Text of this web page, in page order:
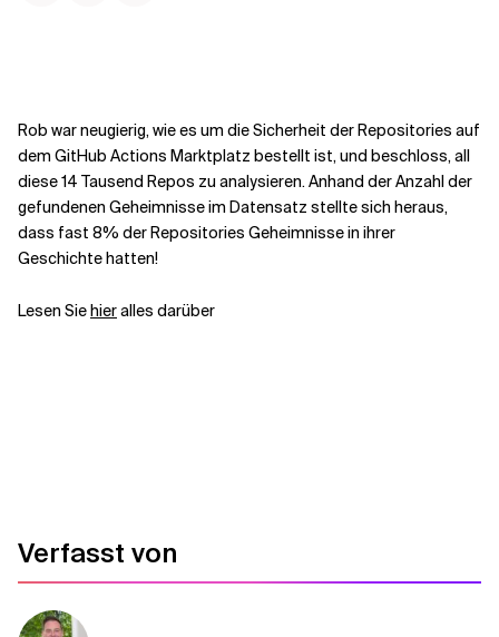
Verwandte Themen
Rob war neugierig, wie es um die Sicherheit der Repositories auf
dem GitHub Actions Marktplatz bestellt ist, und beschloss, all
diese 14 Tausend Repos zu analysieren. Anhand der Anzahl der
gefundenen Geheimnisse im Datensatz stellte sich heraus,
dass fast 8% der Repositories Geheimnisse in ihrer
Geschichte hatten!
Lesen Siehieralles darüber
Verfasst von